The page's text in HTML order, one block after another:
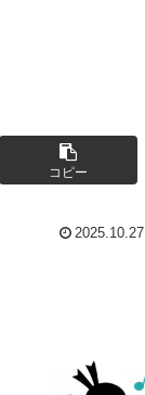
コピー
2025.10.27